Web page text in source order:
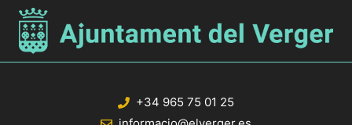
+34 965 75 01 25